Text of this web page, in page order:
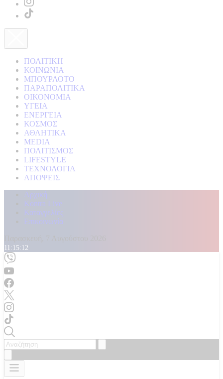
ΠΟΛΙΤΙΚΗ
ΚΟΙΝΩΝΙΑ
ΜΠΟΥΡΛΟΤΟ
ΠΑΡΑΠΟΛΙΤΙΚΑ
ΟΙΚΟΝΟΜΙΑ
ΥΓΕΙΑ
ΕΝΕΡΓΕΙΑ
ΚΟΣΜΟΣ
ΑΘΛΗΤΙΚΑ
MEDIA
ΠΟΛΙΤΙΣΜΟΣ
LIFESTYLE
ΤΕΧΝΟΛΟΓΙΑ
ΑΠΟΨΕΙΣ
Αρχική
Kontra Live
Καταγγελίες
Επικοινωνία
11:15:14